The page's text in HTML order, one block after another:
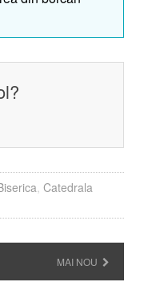
, Catedrala
MAI NOU